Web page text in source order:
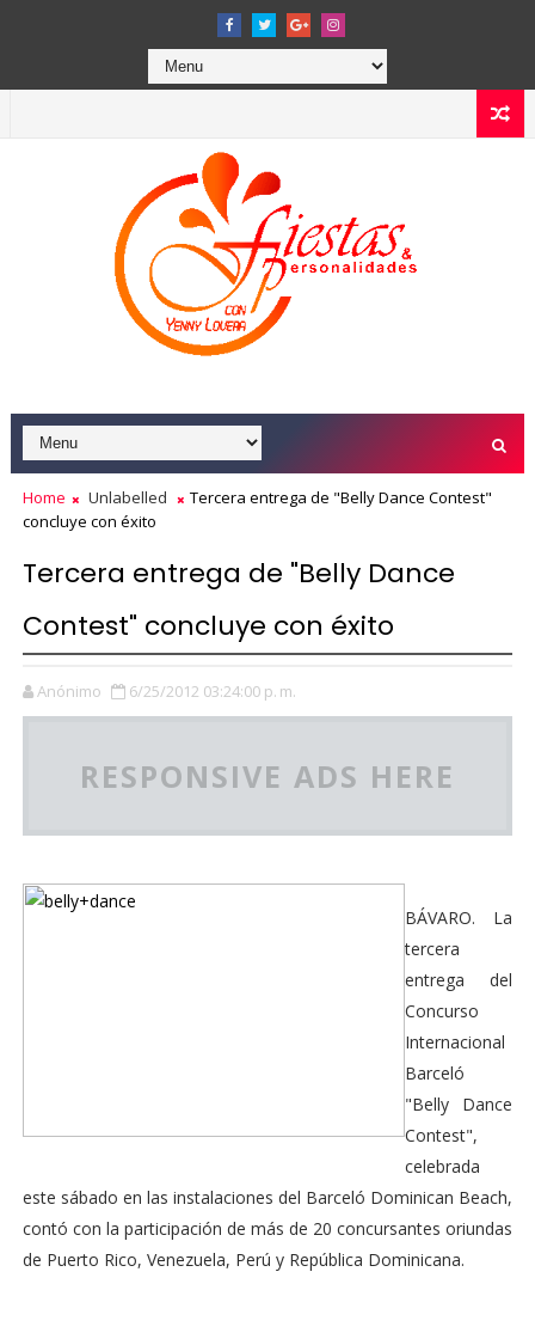
Home Unlabelled
Tercera entrega de "Belly Dance Contest"
concluye con éxito
Tercera entrega de "Belly Dance
Contest" concluye con éxito
Anónimo 6/25/2012 03:24:00 p. m.
RESPONSIVE ADS HERE
BÁVARO. La
tercera
entrega del
Concurso
Internacional
Barceló
"Belly Dance
Contest",
celebrada
este sábado en las instalaciones del Barceló Dominican Beach,
contó con la participación de más de 20 concursantes oriundas
de Puerto Rico, Venezuela, Perú y República Dominicana.